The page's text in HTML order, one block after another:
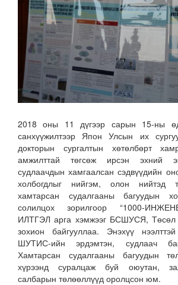
2018 оны 11 дүгээр сарын 15-ны
санхүүжилтээр Япон Улсын их
докторын сургалтын хөтөлбөрт
амжилттай төгсөж ирсэн эхний
судлаачдын хамгаалсан сэдвүүдийн
холбогдлыг нийгэм, олон нийтэд
хамтарсан судалгааны багуудын
солилцох зорилгоор “1000-
ИЛТГЭЛ арга хэмжээг БСШУСЯ, Төсөл
зохион байгууллаа. Энэхүү
ШУТИС-ийн эрдэмтэн, судлаач
Хамтарсан судалгааны багуудын
хүрээнд суралцаж буй оюутан,
салбарын төлөөллүүд оролцсон юм.